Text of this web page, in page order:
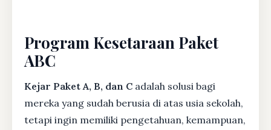
Program Kesetaraan Paket
ABC
Kejar Paket A, B, dan C adalah solusi bagi
mereka yang sudah berusia di atas usia sekolah,
tetapi ingin memiliki pengetahuan, kemampuan,